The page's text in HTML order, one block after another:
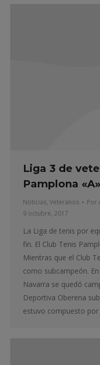
Liga 3 de
Pamplona
Noticias, Veteranos Por
9 octubre, 2017
La Liga de tenis por
fin. El Club Tenis
Mientras que el Club
como subcampeón.
Navarra se quedó
Deportiva Oberena
estuvo compuesto